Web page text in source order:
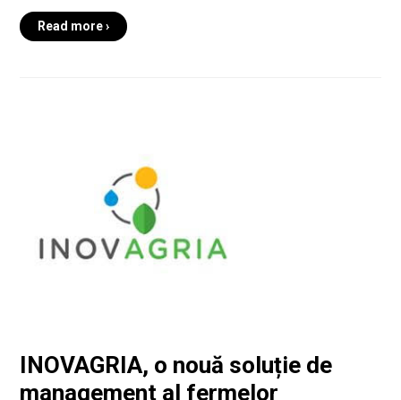
Read more ›
INOVAGRIA, o nouă soluție de
management al fermelor